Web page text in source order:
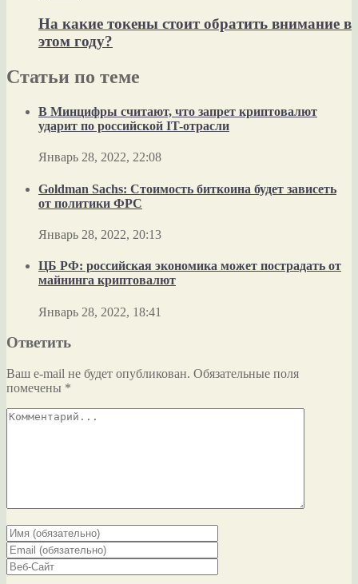
На какие токены стоит обратить внимание в
этом году?
Статьи по теме
В Минцифры считают, что запрет криптовалют
ударит по российской IT-отрасли
Январь 28, 2022, 22:08
Goldman Sachs: Стоимость биткоина будет зависеть
от политики ФРС
Январь 28, 2022, 20:13
ЦБ РФ: российская экономика может пострадать от
майнинга криптовалют
Январь 28, 2022, 18:41
Ответить
Ваш e-mail не будет опубликован. Обязательные поля
помечены *